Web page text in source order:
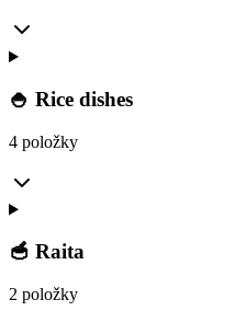
🍚 Rice dishes
4 položky
🥣 Raita
2 položky